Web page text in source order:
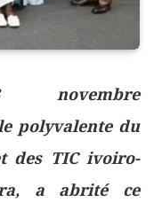
polyvalente du
des TIC ivoiro-
a abrité ce